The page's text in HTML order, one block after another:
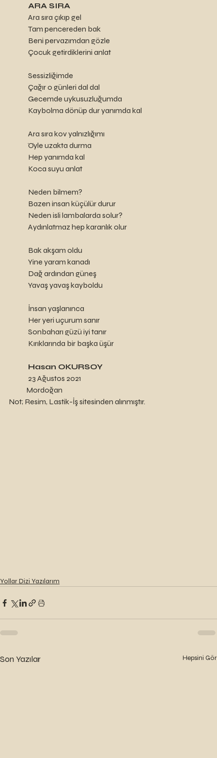
ARA SIRA
	Ara sıra çıkıp gel
	Tam pencereden bak
	Beni pervazımdan gözle
	Çocuk getirdiklerini anlat
	Sessizliğimde
	Çağır o günleri dal dal
	Gecemde uykusuzluğumda
	Kaybolma dönüp dur yanımda kal
	Ara sıra kov yalnızlığımı
	Öyle uzakta durma
	Hep yanımda kal
	Koca suyu anlat
	Neden bilmem?
	Bazen insan küçülür durur
	Neden isli lambalarda solur?
	Aydınlatmaz hep karanlık olur
	Bak akşam oldu
	Yine yaram kanadı
	Dağ ardından güneş
	Yavaş yavaş kayboldu
	İnsan yaşlanınca
	Her yeri uçurum sanır
	Sonbaharı güzü iyi tanır
	Kırıklarında bir başka üşür
Hasan OKURSOY
	23 Ağustos 2021
            Mordoğan
Not; Resim, Lastik-İş sitesinden alınmıştır.
Yollar Dizi Yazılarım
Son Yazılar Hepsini Gör